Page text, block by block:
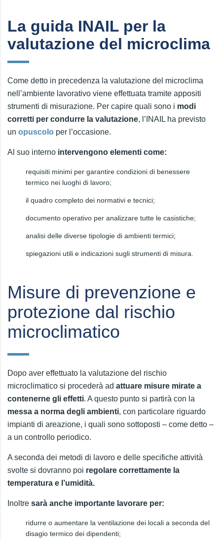
La guida INAIL per la
valutazione del microclima
Come detto in precedenza la valutazione del microclima
nell’ambiente lavorativo viene effettuata tramite appositi
strumenti di misurazione. Per capire quali sono i modi
corretti per condurre la valutazione, l’INAIL ha previsto
un opuscolo per l’occasione.
Al suo interno intervengono elementi come:
requisiti minimi per garantire condizioni di benessere
termico nei luoghi di lavoro;
il quadro completo dei normativi e tecnici;
documento operativo per analizzare tutte le casistiche;
analisi delle diverse tipologie di ambienti termici;
spiegazioni utili e indicazioni sugli strumenti di misura.
Misure di prevenzione e
protezione dal rischio
microclimatico
Dopo aver effettuato la valutazione del rischio
microclimatico si procederà ad attuare misure mirate a
contenerne gli effetti. A questo punto si partirà con la
messa a norma degli ambienti, con particolare riguardo
impianti di areazione, i quali sono sottoposti – come detto –
a un controllo periodico.
A seconda dei metodi di lavoro e delle specifiche attività
svolte si dovranno poi regolare correttamente la
temperatura e l’umidità.
Inoltre sarà anche importante lavorare per:
ridurre o aumentare la ventilazione dei locali a seconda del
disagio termico dei dipendenti;